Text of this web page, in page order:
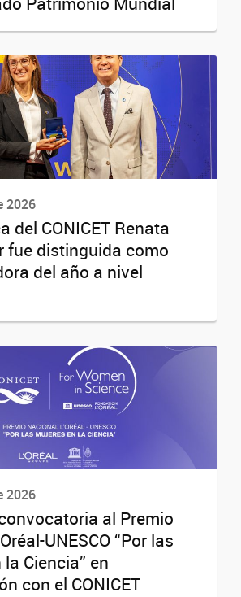
2026
del CONICET Renata
fue distinguida como
del año a nivel
2026
al Premio
UNESCO “Por las
Ciencia” en
con el CONICET